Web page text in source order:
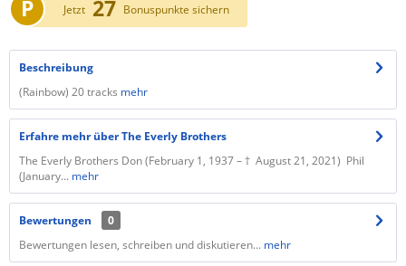
P Jetzt 27 Bonuspunkte sichern
Beschreibung
(Rainbow) 20 tracks mehr
Erfahre mehr über The Everly Brothers
The Everly Brothers Don (February 1, 1937 – † August 21, 2021) Phil
(January... mehr
Bewertungen
0
Bewertungen lesen, schreiben und diskutieren... mehr